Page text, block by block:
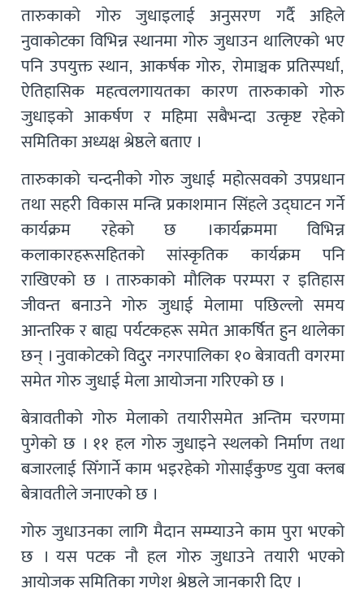
तारुकाको गोरु जुधाइलाई अनुसरण गर्दै अहिले
नुवाकोटका विभिन्न स्थानमा गोरु जुधाउन थालिएको भए
पनि उपयुक्त स्थान, आकर्षक गोरु, रोमाञ्चक प्रतिस्पर्धा,
ऐतिहासिक महत्वलगायतका कारण तारुकाको गोरु
जुधाइको आकर्षण र महिमा सबैभन्दा उत्कृष्ट रहेको
समितिका अध्यक्ष श्रेष्ठले बताए ।
तारुकाको चन्दनीको गोरु जुधाई महोत्सवको उपप्रधान
तथा सहरी विकास मन्त्रि प्रकाशमान सिंहले उद्घाटन गर्ने
कार्यक्रम रहेको छ ।कार्यक्रममा विभिन्न
कलाकारहरूसहितको सांस्कृतिक कार्यक्रम पनि
राखिएको छ । तारुकाको मौलिक परम्परा र इतिहास
जीवन्त बनाउने गोरु जुधाई मेलामा पछिल्लो समय
आन्तरिक र बाह्य पर्यटकहरू समेत आकर्षित हुन थालेका
छन् । नुवाकोटको विदुर नगरपालिका १० बेत्रावती वगरमा
समेत गोरु जुधाई मेला आयोजना गरिएको छ ।
बेत्रावतीको गोरु मेलाको तयारीसमेत अन्तिम चरणमा
पुगेको छ । ११ हल गोरु जुधाइने स्थलको निर्माण तथा
बजारलाई सिँगार्ने काम भइरहेको गोसाईंकुण्ड युवा क्लब
बेत्रावतीले जनाएको छ ।
गोरु जुधाउनका लागि मैदान सम्म्याउने काम पुरा भएको
छ । यस पटक नौ हल गोरु जुधाउने तयारी भएको
आयोजक समितिका गणेश श्रेष्ठले जानकारी दिए ।